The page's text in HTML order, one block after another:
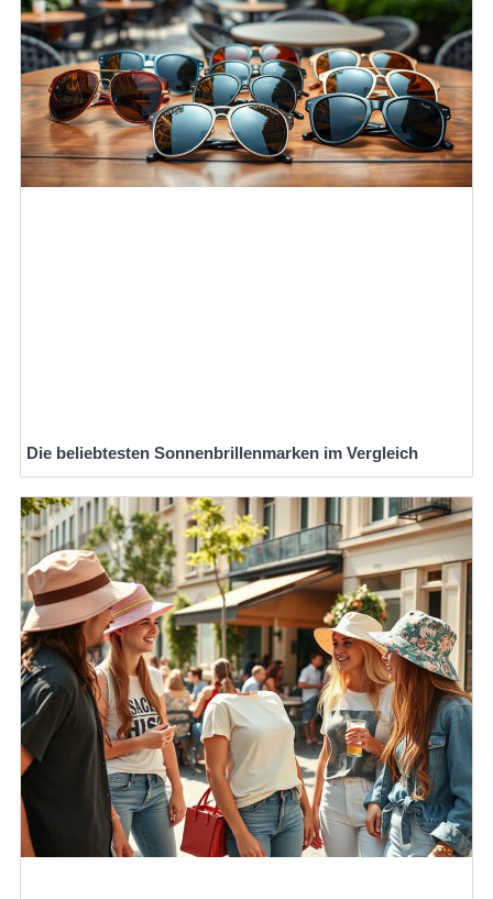
Die beliebtesten Sonnenbrillenmarken im Vergleich